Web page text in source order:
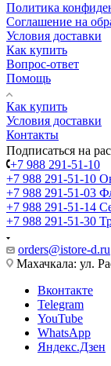
Политика
Соглашение на
Условия доставки
Как купить
Вопрос-ответ
Помощь
Как купить
Условия доставки
Контакты
Подписаться на
+7 988 291-51-10
+7 988 291-51-10
+7 988 291-51-03
+7 988 291-51-14
+7 988 291-51-30
orders@istore-d.ru
Махачкала: ул.
Вконтакте
Telegram
YouTube
WhatsApp
Яндекс.Дзен